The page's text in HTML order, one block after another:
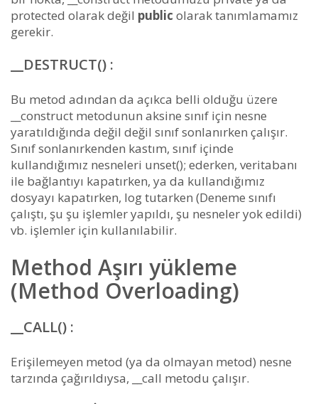
protected olarak değil public olarak tanımlamamız
gerekir.
__DESTRUCT() :
Bu metod adından da açıkca belli olduğu üzere
__construct metodunun aksine sınıf için nesne
yaratıldığında değil değil sınıf sonlanırken çalışır.
Sınıf sonlanırkenden kastım, sınıf içinde
kullandığımız nesneleri unset(); ederken, veritabanı
ile bağlantıyı kapatırken, ya da kullandığımız
dosyayı kapatırken, log tutarken (Deneme sınıfı
çalıştı, şu şu işlemler yapıldı, şu nesneler yok edildi)
vb. işlemler için kullanılabilir.
Method Aşırı yükleme
(Method Overloading)
__CALL() :
Erişilemeyen metod (ya da olmayan metod) nesne
tarzında çağırıldıysa, __call metodu çalışır.